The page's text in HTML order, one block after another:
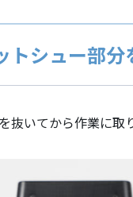
トシュー部分
抜いてから作業に取